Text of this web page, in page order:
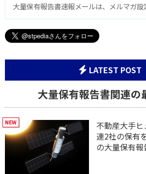
大量保有報告書速報メールは、メルマガ設
LATEST POST
大量保有報告書関連の
不動産大手
連2社の保有
の大量保有報